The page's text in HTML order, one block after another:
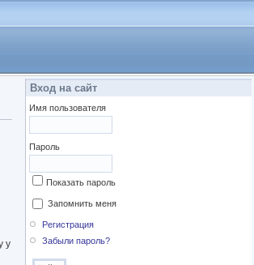
у
Вход на сайт
Имя пользователя
Пароль
Показать пароль
Запомнить меня
Регистрация
Забыли пароль?